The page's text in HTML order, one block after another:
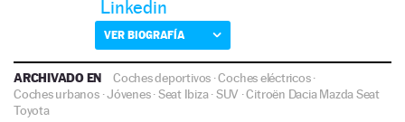
Linkedin
VER BIOGRAFÍA
ARCHIVADO EN Coches deportivos ·Coches eléctricos·
Coches urbanos·Jóvenes·Seat Ibiza·SUV ·Citroën Dacia MazdaSeat
Toyota